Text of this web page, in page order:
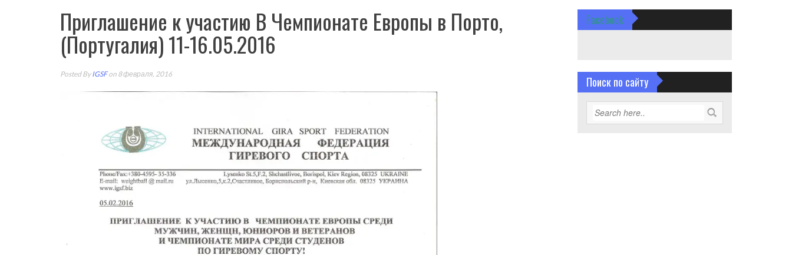
Приглашение к участию В Чемпионате Европы в Порто,
(Португалия) 11-16.05.2016
Posted ByIGSFon 8 февраля, 2016
Facebook
Поиск по сайту